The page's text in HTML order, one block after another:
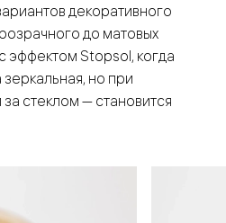
декоративного
до матовых
эффектом Stopsol, когда
но при
стеклом — становится